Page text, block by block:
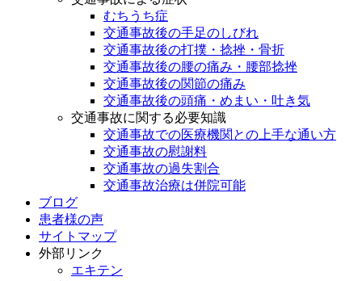
むちうち症
交通事故後の手足のしびれ
交通事故後の打撲・捻挫・骨折
交通事故後の腰の痛み・腰部捻挫
交通事故後の関節の痛み
交通事故後の頭痛・めまい・吐き気
交通事故に関する必要知識
交通事故での医療機関との上手な通い方
交通事故の慰謝料
交通事故の過失割合
交通事故治療は併院可能
ブログ
患者様の声
サイトマップ
外部リンク
エキテン